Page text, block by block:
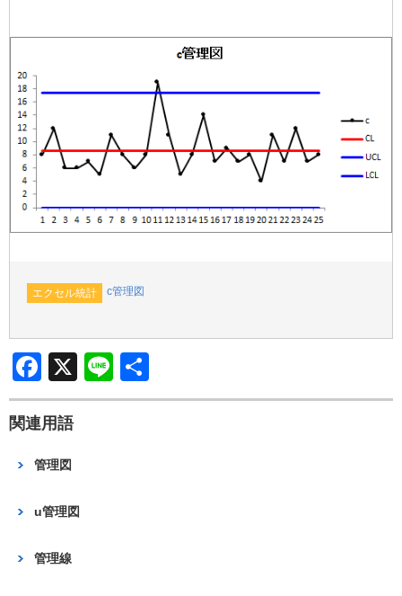
o
エクセル統計 c管理図
F
a
c
e
b
o
k
X
Li
n
有
関連用語
管理図
u管理図
管理線